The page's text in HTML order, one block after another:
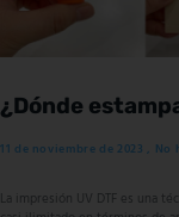
¿Dónde
11 de noviembre de 2023 No
La impresión UV DTF es una